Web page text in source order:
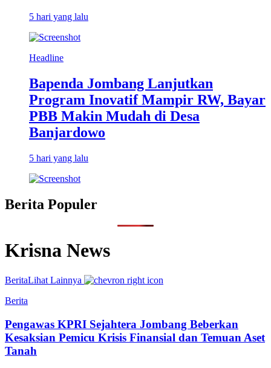
5 hari yang lalu
Headline
Bapenda Jombang Lanjutkan
Program Inovatif Mampir RW, Bayar
PBB Makin Mudah di Desa
Banjardowo
5 hari yang lalu
Berita Populer
Krisna News
BeritaLihat Lainnya
Berita
Pengawas KPRI Sejahtera Jombang Beberkan
Kesaksian Pemicu Krisis Finansial dan Temuan Aset
Tanah